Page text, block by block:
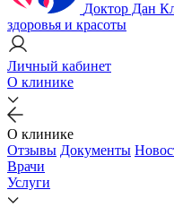
Доктор Дан
здоровья и красоты
Личный кабинет
О клинике
О клинике
Отзывы Документы
Врачи
Услуги